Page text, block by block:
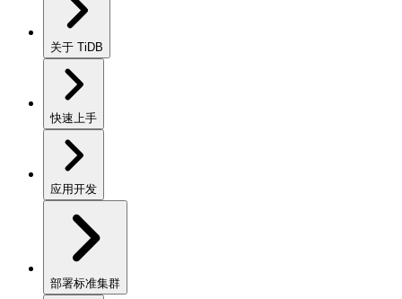
关于 TiDB
快速上手
应用开发
部署标准集群